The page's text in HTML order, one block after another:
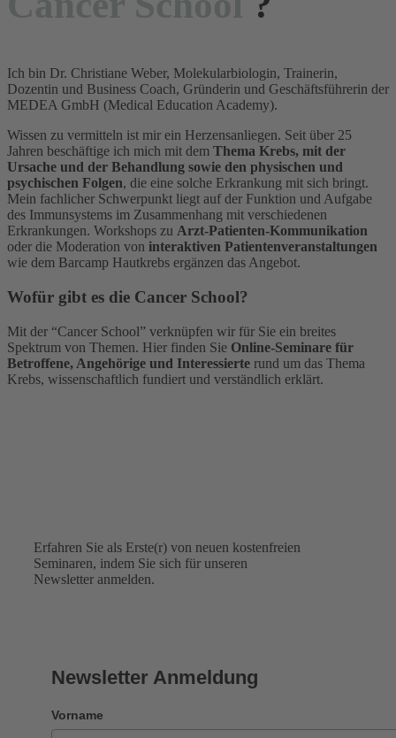
Ich bin Dr. Christiane Weber, Molekularbiologin, Trainerin,
Dozentin und Business Coach, Gründerin und Geschäftsführerin der
MEDEA GmbH (Medical Education Academy).
Wissen zu vermitteln ist mir ein Herzensanliegen. Seit über 25
Jahren beschäftige ich mich mit dem Thema Krebs, mit der
Ursache und der Behandlung sowie den physischen und
psychischen Folgen, die eine solche Erkrankung mit sich bringt.
Mein fachlicher Schwerpunkt liegt auf der Funktion und Aufgabe
des Immunsystems im Zusammenhang mit verschiedenen
Erkrankungen. Workshops zu Arzt-Patienten-Kommunikation
oder die Moderation von interaktiven Patientenveranstaltungen
wie dem Barcamp Hautkrebs ergänzen das Angebot.
Wofür gibt es die Cancer School?
Mit der “Cancer School” verknüpfen wir für Sie ein breites
Spektrum von Themen. Hier finden Sie Online-Seminare für
Betroffene, Angehörige und Interessierte rund um das Thema
Krebs, wissenschaftlich fundiert und verständlich erklärt.
Erfahren Sie als Erste(r) von neuen kostenfreien
Seminaren, indem Sie sich für unseren
Newsletter anmelden.
Newsletter Anmeldung
Vorname